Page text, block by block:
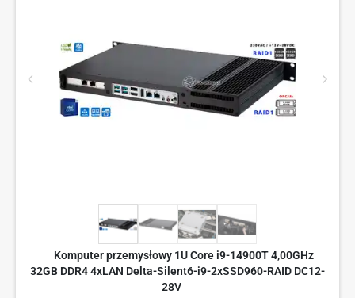
Komputer przemysłowy 1U Core i9-14900T 4,00GHz
32GB DDR4 4xLAN Delta-Silent6-i9-2xSSD960-RAID DC12-
28V